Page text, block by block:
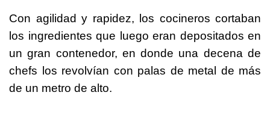
Con agilidad y rapidez, los cocineros cortaban
los ingredientes que luego eran depositados en
un gran contenedor, en donde una decena de
chefs los revolvían con palas de metal de más
de un metro de alto.